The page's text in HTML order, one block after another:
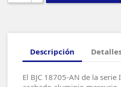
Descripción
El BJC 18705-AN de la serie